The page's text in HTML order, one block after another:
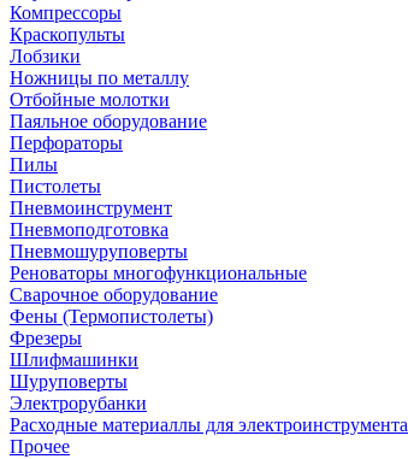
Компрессоры
Краскопульты
Лобзики
Ножницы по металлу
Отбойные молотки
Паяльное оборудование
Перфораторы
Пилы
Пистолеты
Пневмоинструмент
Пневмоподготовка
Пневмошуруповерты
Реноваторы многофункциональные
Сварочное оборудование
Фены (Термопистолеты)
Фрезеры
Шлифмашинки
Шуруповерты
Электрорубанки
Расходные материаллы для электроинструмента
Прочее